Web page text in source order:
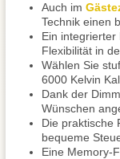
Auch im
Technik einen
Ein
Flexibilität in
Wählen Sie
6000 Kelvin
Dank der
Wünschen
Die praktische
bequeme
Eine Memory-